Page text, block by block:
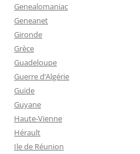
Genealomaniac
Geneanet
Gironde
Grèce
Guadeloupe
Guerre d’Algérie
Guide
Guyane
Haute-Vienne
Hérault
Ile de Réunion